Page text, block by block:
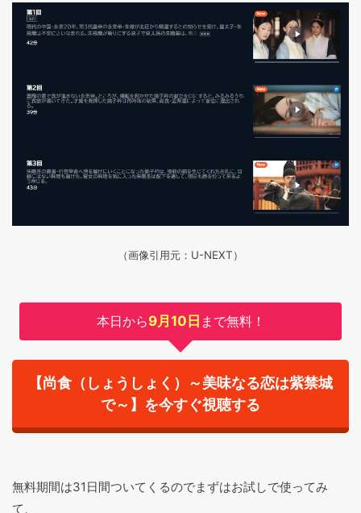
（画像引用元：U-NEXT）
本日から9月10日 まで無料！
【尚食（しょうしょく）～美味なる恋は紫禁城
で～】を今すぐ視聴する
無料期間は31日間ついてくるのでまずはお試しで使ってみ
て、